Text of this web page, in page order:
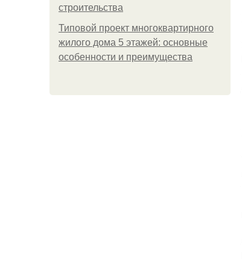
строительства
Типовой проект многоквартирного
жилого дома 5 этажей: основные
особенности и преимущества